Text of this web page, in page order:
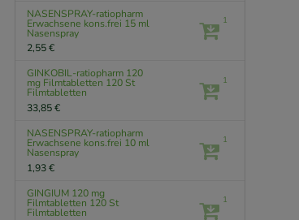
NASENSPRAY-ratiopharm
Erwachsene kons.frei 15 ml
Nasenspray
2,55 €
1
GINKOBIL-ratiopharm 120
mg Filmtabletten 120 St
Filmtabletten
33,85 €
1
NASENSPRAY-ratiopharm
Erwachsene kons.frei 10 ml
Nasenspray
1,93 €
1
GINGIUM 120 mg
Filmtabletten 120 St
Filmtabletten
1